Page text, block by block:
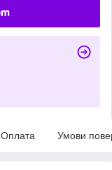
Оплата Умови